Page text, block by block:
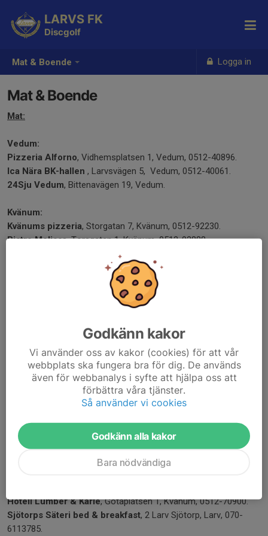
Mat & Boende Logga in
LARVS FK
Discgolf
Mat & Boende
Mat:
Vedum:
Pizzeria Alforno, Vidhemsplatsen 1, Vedum, 0512-40896.
Ica Nära BK-hallen , Larvsvägen 5, Vedum, 0512-40061.
24Sju Vedum, Bittenavägen 19, Vedum.
Kvänum:
Kvänums pizzeria, Storgatan 7, Kvänum, 0512-92230.
Bistro Melissa, Torsgatan 1, Kvänum, 0512-92888.
, Götaplatsen 1, Kvänum, 0512-70900.
, Sven Bengtsgården 1, Jung, 0512-22300.
, Järnvägsgatan 5, Kvänum, 0512-92010.
, Torggatan 7, Vara, 0512-33222.
Asian Garden, Storgatan 19, Vara, 0512-786878.
Toro Grill, Torggatan 52, Vara, 073-8975578.
Majsans Gatukök, Torggatan 1, Vara, 0512-33868.
, Torggatan 24, Vara, 0512-10828.
Lilla Saigon i Tråvad,Mejerigatan 1, Tråvad, 0724-470716.
Tråvads Pizzeria, Ågatan 2, Tråvad, 0512-20595.
Hotell Lumber & Karle, Götaplatsen 1, Kvänum, 0512-70900.
Sjötorps Säteri bed & breakfast, 2 Larv Sjötorp, Larv, 070-
6113785.
Godkänn kakor
Vi använder oss av kakor (cookies) för att vår
webbplats ska fungera bra för dig. De används
även för webbanalys i syfte att hjälpa oss att
förbättra våra tjänster.
Så använder vi cookies
Godkänn alla kakor
Bara nödvändiga